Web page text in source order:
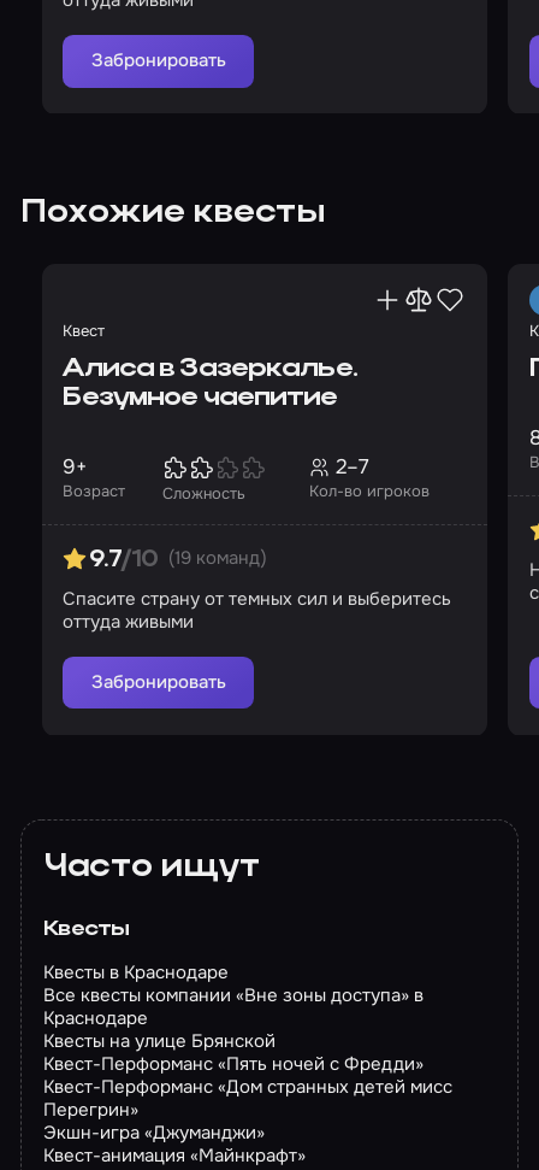
Забронировать
Похожие квесты
Квест
Алиса в Зазеркалье.
Безумное чаепитие
Возраст
9+
Сложность Кол-во игроков
2–7
9.7/10 (19 команд)
Спасите страну от темных сил и выберитесь
оттуда живыми
Забронировать
Часто ищут
Квесты
Квесты в Краснодаре
Все квесты компании «Вне зоны доступа» в
Краснодаре
Квесты на улице Брянской
Квест-Перформанс «Пять ночей с Фредди»
Квест-Перформанс «Дом странных детей мисс
Перегрин»
Экшн-игра «Джуманджи»
Квест-анимация «Майнкрафт»